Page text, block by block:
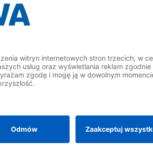
GA50C4001ABA
PRĄD
MAKS. MOC